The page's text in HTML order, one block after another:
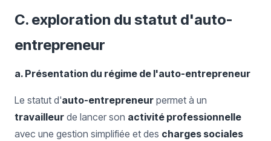
C. exploration du statut d'auto-
entrepreneur
a. Présentation du régime de l'auto-entrepreneur
Le statut d'auto-entrepreneur permet à un
travailleur de lancer son activité professionnelle
avec une gestion simplifiée et des charges sociales